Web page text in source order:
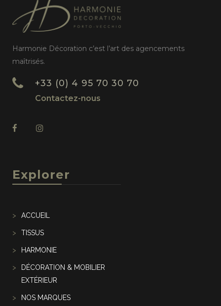
Harmonie Décoration c’est l’art des agencements
maîtrisés.
+33 (0) 4 95 70 30 70
Contactez-nous
Explorer
ACCUEIL
TISSUS
HARMONIE
DÉCORATION & MOBILIER
EXTÉRIEUR
NOS MARQUES